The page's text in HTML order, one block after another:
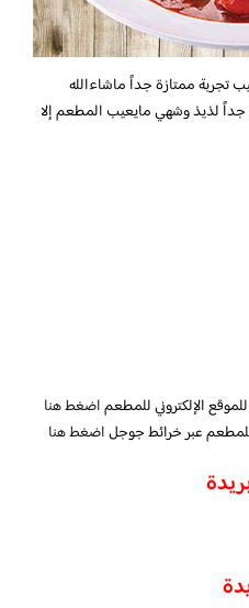
تجربة ممتازة جداً ماشاءالله
لذيذ وشهي مايعيب المطعم إلا
الإلكتروني للمطعماضغط هنا
عبر خرائط جوجلاضغط هنا